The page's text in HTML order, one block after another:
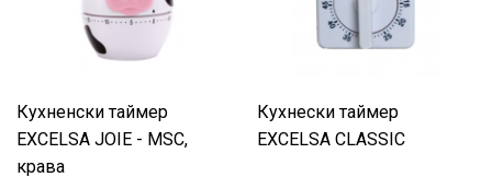
Кухненски таймер
EXCELSA JOIE - MSC,
крава
Кухнески таймер
EXCELSA CLASSIC